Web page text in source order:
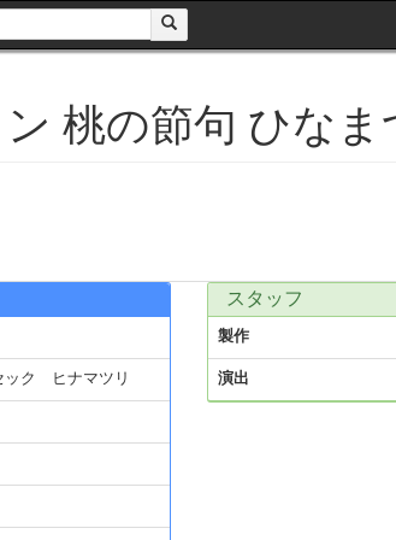
桃の節句 ひなま
ック ヒナマツリ
スタッフ
製作
演出